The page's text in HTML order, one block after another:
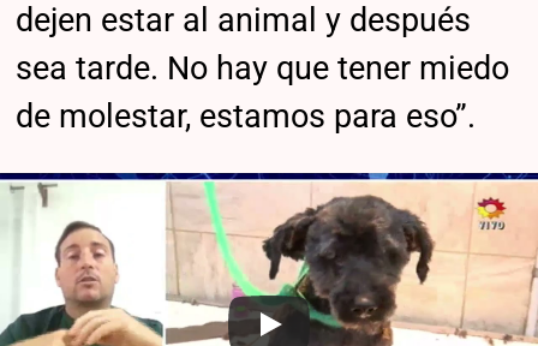
dejen estar al animal y después
sea tarde. No hay que tener miedo
de molestar, estamos para eso”.